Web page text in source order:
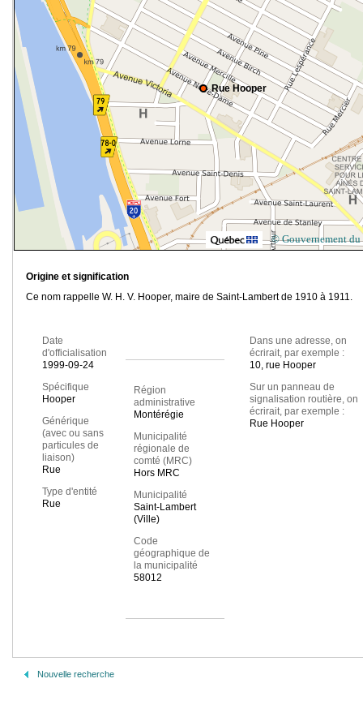
Rue Hooper
© Gouvernement du
Origine et signification
Ce nom rappelle W. H. V. Hooper, maire de Saint-Lambert de 1910 à 1911.
Date
d'officialisation
1999-09-24
Spécifique
Hooper
Générique
(avec ou sans
particules de
liaison)
Rue
Type d'entité
Rue
Région
administrative
Montérégie
Municipalité
régionale de
comté (MRC)
Hors MRC
Municipalité
Saint-Lambert
(Ville)
Code
géographique de
la municipalité
58012
Dans une adresse, on
écrirait, par exemple :
10, rue Hooper
Sur un panneau de
signalisation routière, on
écrirait, par exemple :
Rue Hooper
Nouvelle recherche